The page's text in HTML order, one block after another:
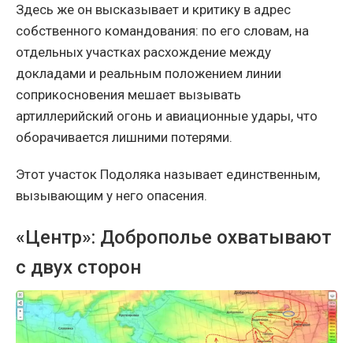
Здесь же он высказывает и критику в адрес
собственного командования: по его словам, на
отдельных участках расхождение между
докладами и реальным положением линии
соприкосновения мешает вызывать
артиллерийский огонь и авиационные удары, что
оборачивается лишними потерями.
Этот участок Подоляка называет единственным,
вызывающим у него опасения.
«Центр»: Доброполье охватывают
с двух сторон